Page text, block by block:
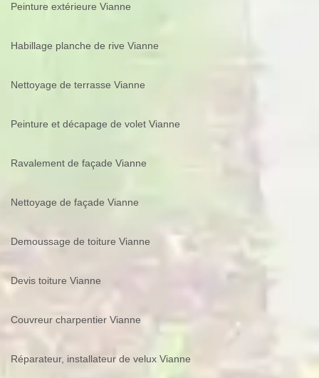
Peinture extérieure Vianne
Habillage planche de rive Vianne
Nettoyage de terrasse Vianne
Peinture et décapage de volet Vianne
Ravalement de façade Vianne
Nettoyage de façade Vianne
Demoussage de toiture Vianne
Devis toiture Vianne
Couvreur charpentier Vianne
Réparateur, installateur de velux Vianne